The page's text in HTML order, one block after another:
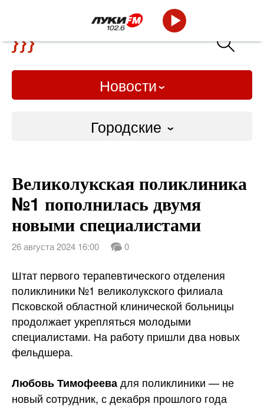
Новости
Городские
Слово Дело
Народные
ВТРК
Великолукская поликлиника
№1 пополнилась двумя
новыми специалистами
26 августа 2024 16:00 0
Штат первого терапевтического отделения
поликлиники №1 великолукского филиала
Псковской областной клинической больницы
продолжает укрепляться молодыми
специалистами. На работу пришли два новых
фельдшера.
Любовь Тимофеевадля поликлиники — не
новый сотрудник, с декабря прошлого года